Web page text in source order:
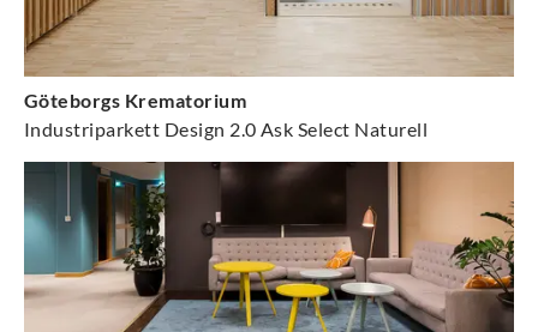
Göteborgs Krematorium
Industriparkett Design 2.0 Ask Select Naturell